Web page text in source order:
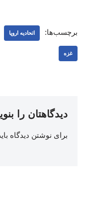
برچسب‌ها: اتحادیه اروپا
غزه
دیدگاهتان را
برای نوشتن دیدگاه